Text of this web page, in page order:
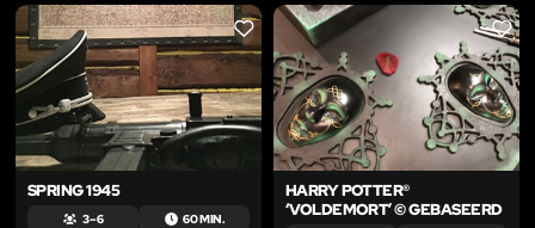
LIKE
SPRING 1945
3 – 6 60 MIN.
LIKE
HARRY POTTER®
‘VOLDEMORT’ © GEBASEERD